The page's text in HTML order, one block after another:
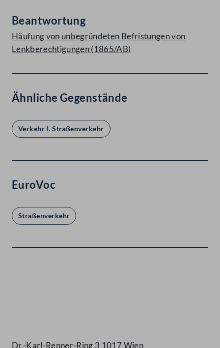
Beantwortung
Häufung von unbegründeten Befristungen von
Lenkberechtigungen (1865/AB)
Ähnliche Gegenstände
Verkehr I. Straßenverkehr
EuroVoc
Straßenverkehr
Dr.-Karl-Renner-Ring 3 1017 Wien